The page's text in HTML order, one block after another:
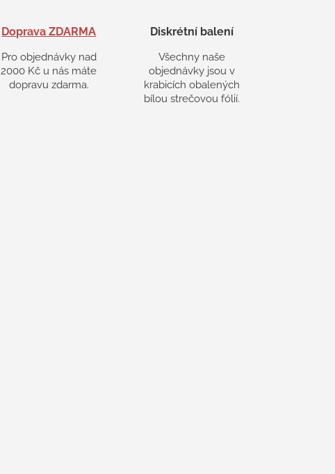
Doprava ZDARMA
Pro objednávky nad
2000 Kč u nás máte
dopravu zdarma.
Diskrétní balení
Všechny naše
objednávky jsou v
krabicích obalených
bílou strečovou fólií.